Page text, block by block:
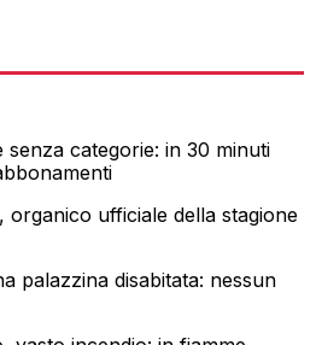
senza categorie: in 30 minuti
organico ufficiale della stagione
palazzina disabitata: nessun